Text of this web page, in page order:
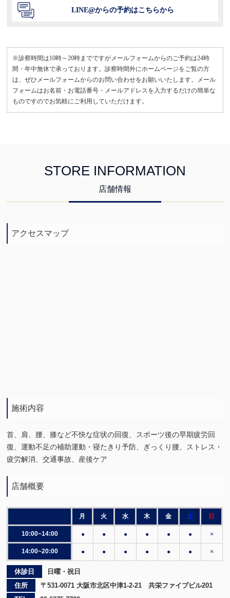
LINE@からの予約はこちらから
※診察時間は10時～20時までですがメールフォームからのご予約は24時
間・年中無休で承っております。診察時間外にホームページをご覧の方
は、ぜひメールフォームからのお問い合わせをお願いいたします。メール
フォームはお名前・お電話番号・メールアドレスを入力するだけの簡単な
ものですのでお気軽にご利用していただけます。
STORE INFORMATION
店舗情報
アクセスマップ
施術内容
首、肩、腰、膝など不快な症状の回復、スポーツ後の早期疲労回
復、運動不足の補助運動・寝たきり予防、ぎっくり腰、ストレス・
疲労解消、交通事故、産後ケア
店舗概要
月 火 水 木 金 土 日
10:00~14:00 ● ● ● ● ● ● ×
14:00~20:00 ● ● ● ● ● ● ×
休診日
日曜・祝日
住所
〒531-0071 大阪市北区中津1-2-21 共栄ファイブビル201